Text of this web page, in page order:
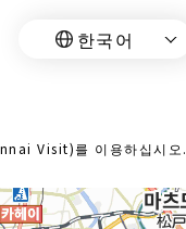
한국어
Visit)를 이용하십시오.